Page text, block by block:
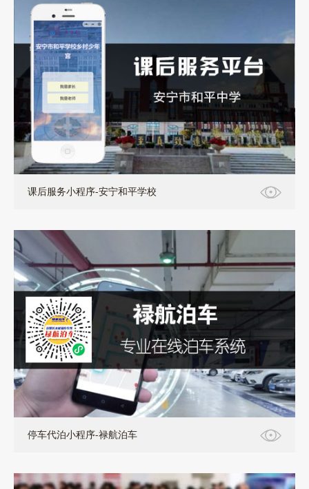
小程序+PC
课后服务小程序-安宁和平学校
小程序+软件定制
停车代泊小程序-禄航泊车